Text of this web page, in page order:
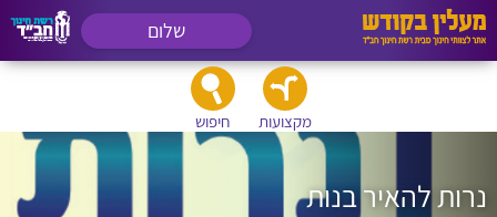
שלום
מקצועות חיפוש
נרות להאיר בנות